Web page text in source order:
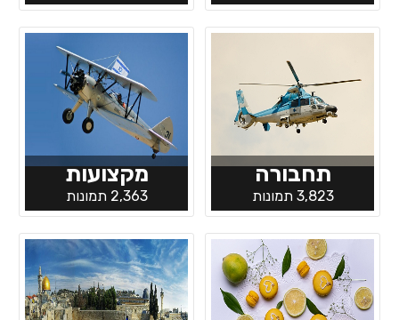
תחבורה
3,823 תמונות
מקצועות
2,363 תמונות